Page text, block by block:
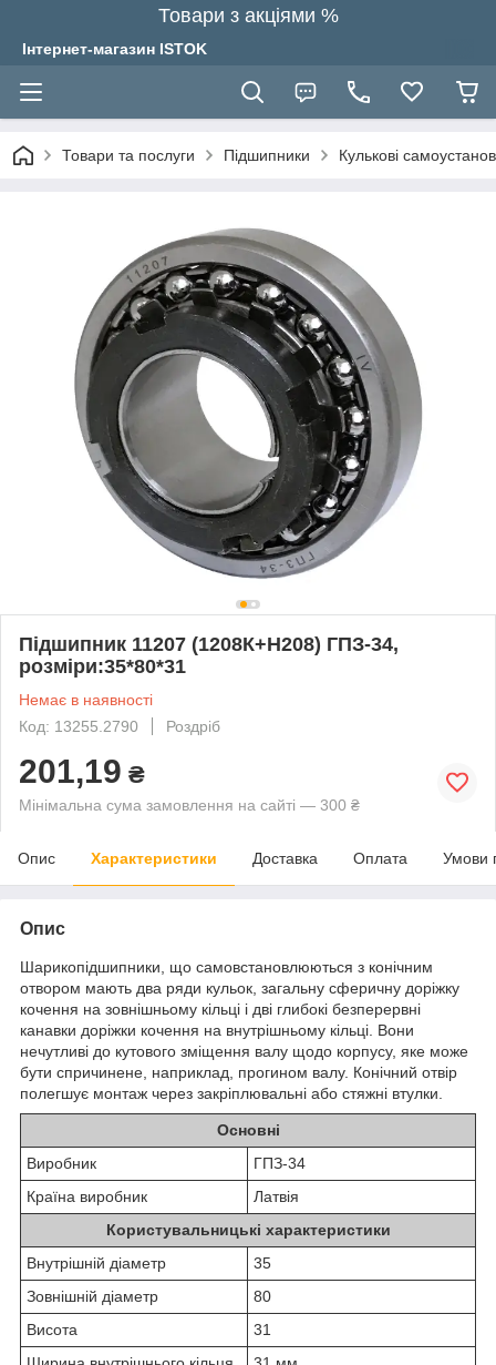
Товари з акціями %
Інтернет-магазин ISTOK
Товари та послуги Підшипники Кулькові
Підшипник 11207 (1208К+Н208) ГПЗ-34,
розміри:35*80*31
Немає в наявності
Код: 13255.2790
Роздріб
201,19 ₴
Мінімальна сума замовлення на сайті — 300 ₴
Опис Характеристики Доставка Оплата Умови
Опис
Шарикопідшипники, що самовстановлюються з конічним
отвором мають два ряди кульок, загальну сферичну доріжку
кочення на зовнішньому кільці і дві глибокі безперервні
канавки доріжки кочення на внутрішньому кільці. Вони
нечутливі до кутового зміщення валу щодо корпусу, яке може
бути спричинене, наприклад, прогином валу. Конічний отвір
полегшує монтаж через закріплювальні або стяжні втулки.
Основні
Виробник
ГПЗ-34
Країна виробник
Латвія
Користувальницькі характеристики
Внутрішній діаметр
35
Зовнішній діаметр
80
Висота
31